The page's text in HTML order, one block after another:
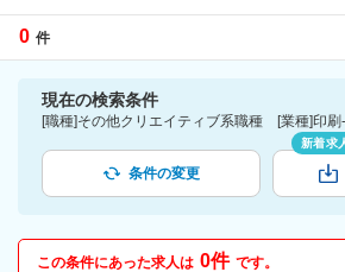
0 件
現在の検索条件
条件の変更
新着求
この条件にあった求人は 0件 です。